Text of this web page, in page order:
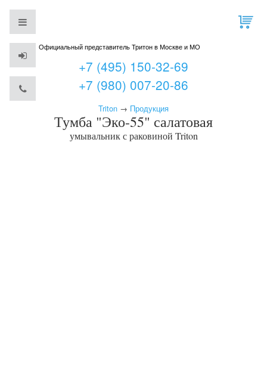
Официальный представитель Тритон в Москве и МО
+7 (495) 150-32-69
+7 (980) 007-20-86
Triton → Продукция
Тумба "Эко-55" салатовая
умывальник с раковиной Triton